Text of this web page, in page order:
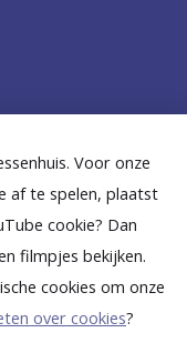
Voor onze
af te spelen, plaatst
cookie? Dan
filmpjes bekijken.
cookies om onze
over cookies?
B
e
k